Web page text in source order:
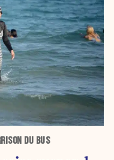
DU BUS